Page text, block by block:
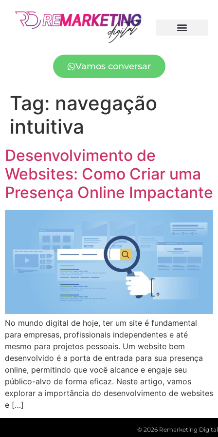
Vamos conversar
Tag: navegação
intuitiva
Desenvolvimento de
Websites: Como Criar uma
Presença Online Impactante
No mundo digital de hoje, ter um site é fundamental
para empresas, profissionais independentes e até
mesmo para projetos pessoais. Um website bem
desenvolvido é a porta de entrada para sua presença
online, permitindo que você alcance e engaje seu
público-alvo de forma eficaz. Neste artigo, vamos
explorar a importância do desenvolvimento de websites
e […]
© 2026 Remarketing Digital